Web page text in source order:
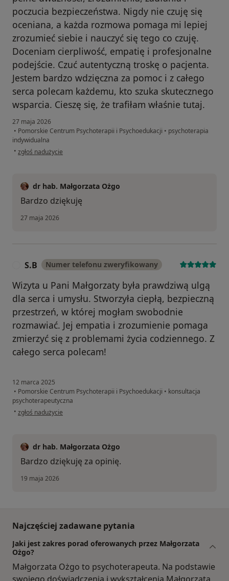
poczucia bezpieczeństwa. Nigdy nie czuję się
oceniana, a każda rozmowa pomaga mi lepiej
zrozumieć siebie i nauczyć się tego co czuję.
Doceniam cierpliwość, empatię i profesjonalne
podejście. Czuć autentyczną troskę o pacjenta.
Jestem bardzo wdzięczna za pomoc i z całego
serca polecam każdemu, kto szuka skutecznego
wsparcia. Cieszę się, że trafiłam właśnie tutaj.
27 maja 2026
• Pomorskie Centrum Psychoterapii i Psychoedukacji • psychoterapia
indywidualna
• w opinii użytkownika DW
zgłoś nadużycie
dr hab. Małgorzata Ożgo
Bardzo dziękuję
27 maja 2026
S.B Numer telefonu zweryfikowany
Wizyta u Pani Małgorzaty była prawdziwą ulgą
dla serca i umysłu. Stworzyła ciepłą, bezpieczną
przestrzeń, w której mogłam swobodnie
rozmawiać. Jej empatia i zrozumienie pomaga
zmierzyć się z problemami życia codziennego. Z
całego serca polecam!
12 marca 2025
• Pomorskie Centrum Psychoterapii i Psychoedukacji • konsultacja
psychoterapeutyczna
• w opinii użytkownika S.B
zgłoś nadużycie
dr hab. Małgorzata Ożgo
Bardzo dziękuję za opinię.
19 maja 2026
Najczęściej zadawane pytania
Jaki jest zakres porad oferowanych przez Małgorzata
Ożgo?
Małgorzata Ożgo to psychoterapeuta. Na podstawie